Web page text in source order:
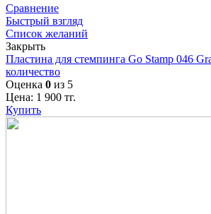
Сравнение
Быстрый взгляд
Список желаний
Закрыть
Пластина для стемпинга Go Stamp 046
количество
Оценка 0 из 5
Цена: 1 900 тг.
Купить